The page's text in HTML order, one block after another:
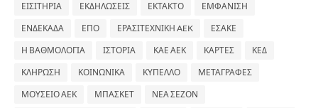
ΕΙΣΙΤΗΡΙΑ ΕΚΔΗΛΩΣΕΙΣ ΕΚΤΑΚΤΟ ΕΜΦΑΝΙΣΗ
ΕΝΔΕΚΑΔΑ ΕΠΟ ΕΡΑΣΙΤΕΧΝΙΚΗ AEK ΕΣΑΚΕ
Η ΒΑΘΜΟΛΟΓΙΑ ΙΣΤΟΡΙΑ ΚΑΕ ΑΕΚ ΚΑΡΤΕΣ ΚΕΔ
ΚΛΗΡΩΣΗ ΚΟΙΝΩΝΙΚΑ ΚΥΠΕΛΛΟ ΜΕΤΑΓΡΑΦΕΣ
ΜΟΥΣΕΙΟ ΑΕΚ ΜΠΑΣΚΕΤ ΝΕΑ ΣΕΖΟΝ